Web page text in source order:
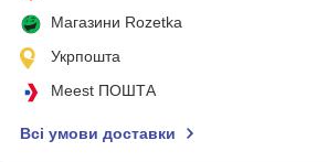
Магазини Rozetka
Укрпошта
Meest ПОШТА
Всі умови доставки